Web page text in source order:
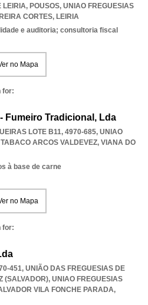
LEIRIA, POUSOS, UNIAO FREGUESIAS
CORTES, LEIRIA
e auditoria; consultoria fiscal
no Mapa
for:
Fumeiro Tradicional, Lda
LOTE B11, 4970-685, UNIAO
ARCOS VALDEVEZ, VIANA DO
à base de carne
no Mapa
for:
451, UNIÃO DAS FREGUESIAS DE
(SALVADOR), UNIAO FREGUESIAS
VILA FONCHE PARADA,